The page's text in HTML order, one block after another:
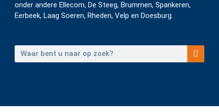
onder andere Ellecom, De Steeg, Brummen, Spankeren,
Eerbeek, Laag Soeren, Rheden, Velp en Doesburg.